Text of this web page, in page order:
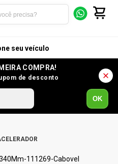
seu veículo
COMPRA!
de desconto
OK